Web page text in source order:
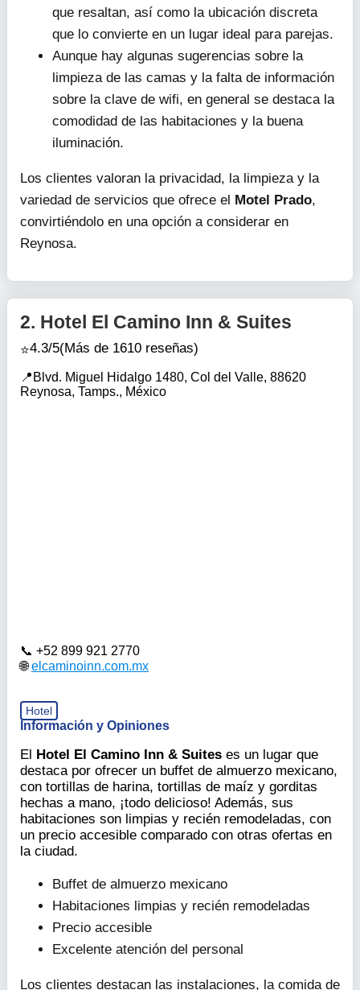
que resaltan, así como la ubicación discreta
que lo convierte en un lugar ideal para parejas.
Aunque hay algunas sugerencias sobre la
limpieza de las camas y la falta de información
sobre la clave de wifi, en general se destaca la
comodidad de las habitaciones y la buena
iluminación.
Los clientes valoran la privacidad, la limpieza y la
variedad de servicios que ofrece el
Motel Prado,
convirtiéndolo en una opción a considerar en
Reynosa.
+52 899 921 2770
elcaminoinn.com.mx
2. Hotel El Camino Inn & Suites
4.3/5(Más de 1610 reseñas)
Blvd. Miguel Hidalgo 1480, Col del Valle, 88620
Reynosa, Tamps., México
Hotel
Información y Opiniones
El Hotel El Camino Inn & Suites es un lugar que
destaca por ofrecer un buffet de almuerzo mexicano,
con tortillas de harina, tortillas de maíz y gorditas
hechas a mano, ¡todo delicioso! Además, sus
habitaciones son limpias y recién remodeladas, con
un precio accesible comparado con otras ofertas en
la ciudad.
Buffet de almuerzo mexicano
Habitaciones limpias y recién remodeladas
Precio accesible
Excelente atención del personal
Los clientes destacan las instalaciones, la comida de